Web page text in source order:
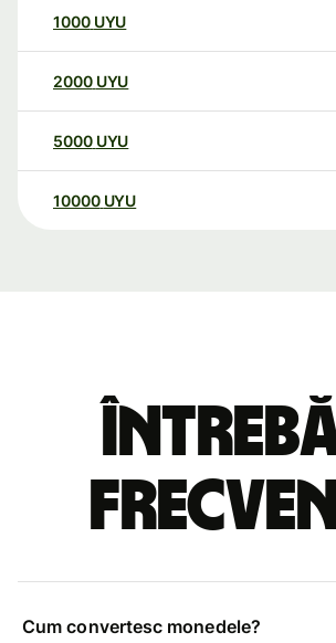
1000 UYU
2000 UYU
5000 UYU
10000 UYU
Cum convertesc monedele?